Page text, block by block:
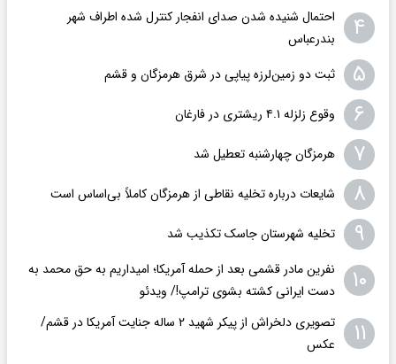
۴
احتمال شنیده شدن صدای انفجار کنترل شده اطراف شهر
بندرعباس
۵ ثبت دو زمین‌لرزه پیاپی در شرق هرمزگان و قشم
۶ وقوع زلزله ۴.۱ ریشتری در فارغان
۷ هرمزگان چهارشنبه تعطیل شد
۸ شایعات درباره تخلیه نقاطی از هرمزگان کاملاً بی‌اساس است
۹ تخلیه شهرستان جاسک تکذیب شد
۱۰
نفرین مادر قشمی بعد از حمله آمریکا؛ امیداریم به حق محمد به
دست ایرانی کشته بشوی ترامپ!/ ویدئو
۱۱
تصویری دلخراش از پیکر شهید ۲ ساله جنایت آمریکا در قشم/
عکس